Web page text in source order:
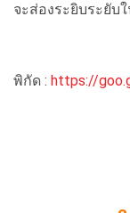
จะส่องระยิบระยับ
พิกัด : https://